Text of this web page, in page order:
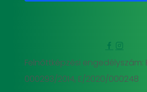
Felnőttképzési engedélyszám:
000293/2014, E/2020/000248